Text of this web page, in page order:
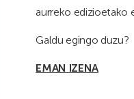
aurreko edizioetako
Galdu egingo duzu?
EMAN IZENA